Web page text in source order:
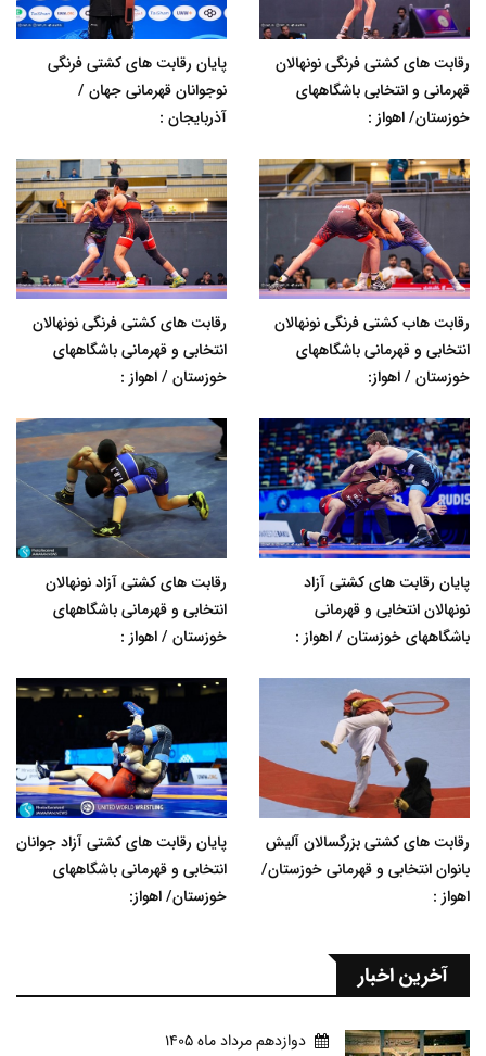
رقابت های کشتی فرنگی نونهالان
قهرمانی و انتخابی باشگاههای
خوزستان/ اهواز :
پایان رقابت های کشتی فرنگی
نوجوانان قهرمانی جهان /
آذربایجان :
رقابت هاب کشتی فرنگی نونهالان
انتخابی و قهرمانی باشگاههای
خوزستان / اهواز:
رقابت های کشتی فرنگی نونهالان
انتخابی و قهرمانی باشگاههای
خوزستان / اهواز :
پایان رقابت های کشتی آزاد
نونهالان انتخابی و قهرمانی
باشگاههای خوزستان / اهواز :
رقابت های کشتی آزاد نونهالان
انتخابی و قهرمانی باشگاههای
خوزستان / اهواز :
رقابت های کشتی بزرگسالان آلیش
بانوان انتخابی و قهرمانی خوزستان/
اهواز :
پایان رقابت های کشتی آزاد جوانان
انتخابی و قهرمانی باشگاههای
خوزستان/ اهواز:
آخرین اخبار
دوازدهم مرداد ماه 1405